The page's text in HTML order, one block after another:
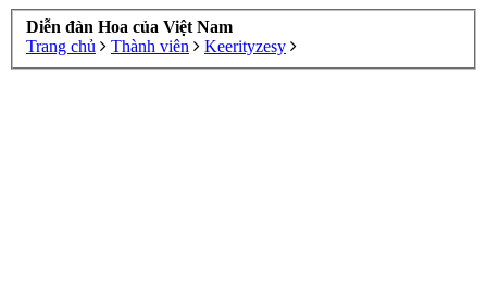
Diễn đàn Hoa của Việt Nam
Trang chủ
Thành viên Keerityzesy